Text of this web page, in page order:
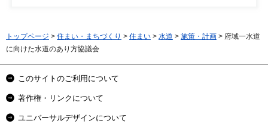
トップページ > 住まい・まちづくり > 住まい > 水道 > 施策・計画 > 府域一水道
に向けた水道のあり方協議会
このサイトのご利用について
著作権・リンクについて
ユニバーサルデザインについて